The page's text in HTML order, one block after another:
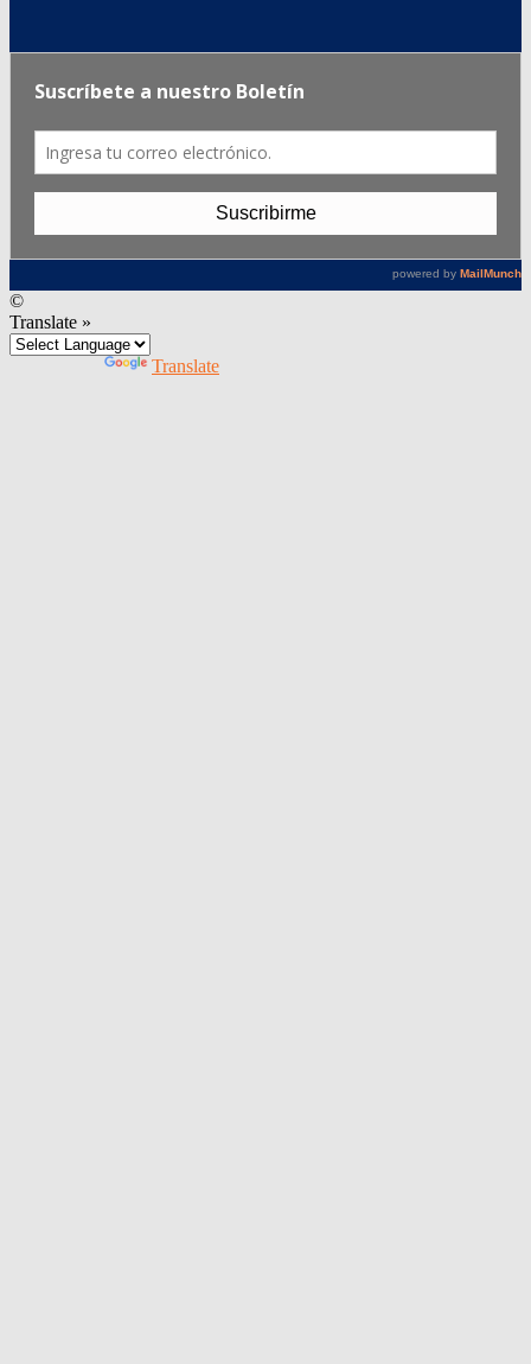
©
Translate »
Translate